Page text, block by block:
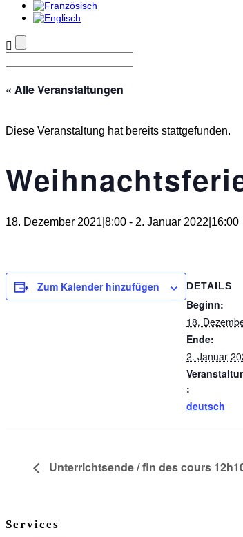
« Alle Veranstaltungen
Diese Veranstaltung hat bereits stattgefunden.
18. Dezember 2021|8:00 - 2. Januar 2022|16:00
Zum Kalender hinzufügen DETAILS
Beginn:
18.
Ende:
2. Januar
:
deutsch
Unterrichtsende / fin des cours
Services